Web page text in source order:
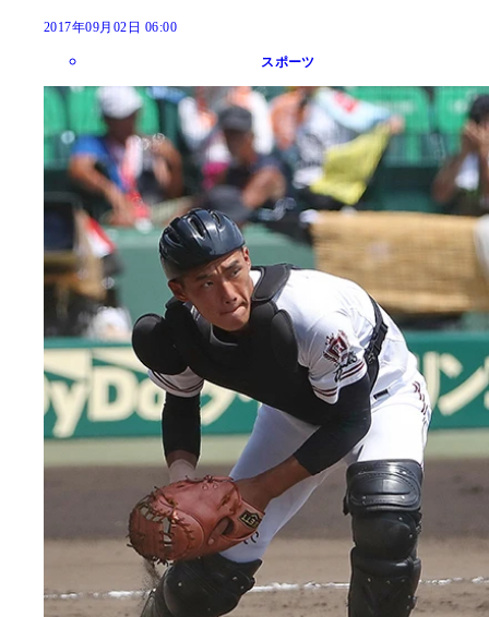
2017年09月02日 06:00
スポーツ